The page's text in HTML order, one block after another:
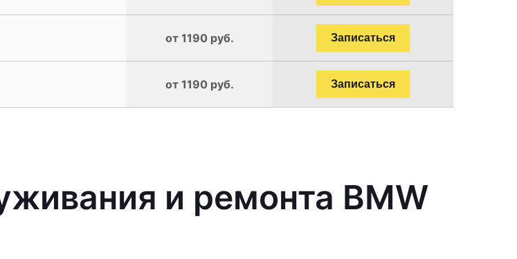
от 1190 руб. Записаться
от 1190 руб. Записаться
и ремонта BMW